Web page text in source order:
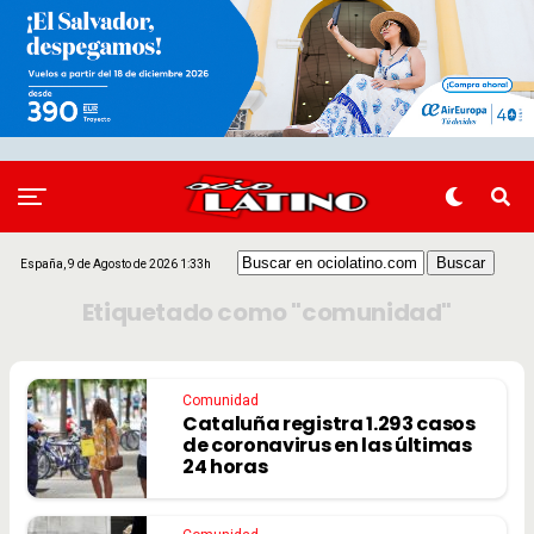
España, 9 de Agosto de 2026 1:33h
Etiquetado como "comunidad"
Comunidad
Cataluña registra 1.293 casos
de coronavirus en las últimas
24 horas